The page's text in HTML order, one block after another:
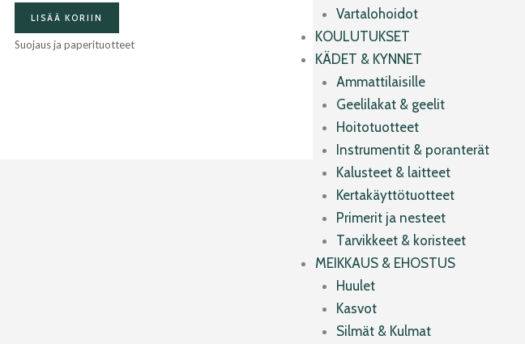
LISÄÄ KORIIN
Suojaus ja paperituotteet
Vartalohoidot
KOULUTUKSET
KÄDET & KYNNET
Ammattilaisille
Geelilakat & geelit
Hoitotuotteet
Instrumentit & poranterät
Kalusteet & laitteet
Kertakäyttötuotteet
Primerit ja nesteet
Tarvikkeet & koristeet
MEIKKAUS & EHOSTUS
Huulet
Kasvot
Silmät & Kulmat